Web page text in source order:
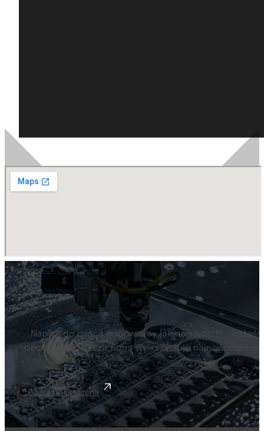
Napisz do nas, a odpowiemy jak najszybciej.
cięcia wodą. Nasza firma wykorzystuje
Bezpłatna wycena